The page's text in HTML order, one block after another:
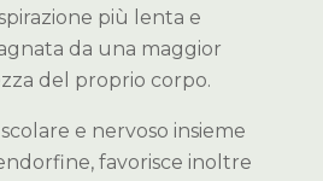
più lenta e
da una maggior
del proprio corpo.
e nervoso insieme
favorisce inoltre